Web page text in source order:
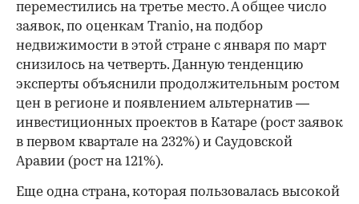
переместились на третье место. А общее число
заявок, по оценкам Tranio, на подбор
недвижимости в этой стране с января по март
снизилось на четверть. Данную тенденцию
эксперты объяснили продолжительным ростом
цен в регионе и появлением альтернатив —
инвестиционных проектов в Катаре (рост заявок
в первом квартале на 232%) и Саудовской
Аравии (рост на 121%).
Еще одна страна, которая пользовалась высокой